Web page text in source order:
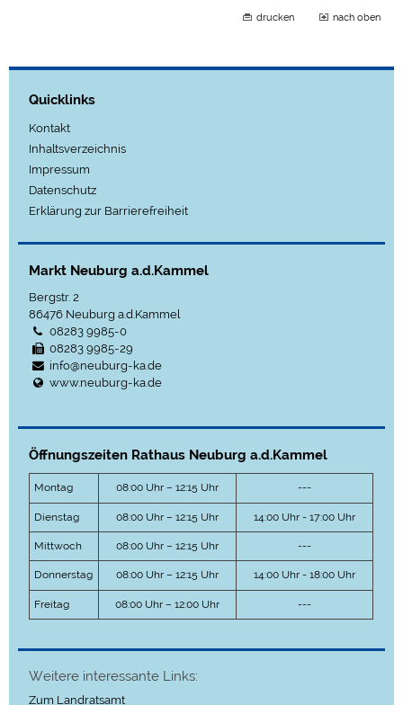
drucken nach oben
Quicklinks
Kontakt
Inhaltsverzeichnis
Impressum
Datenschutz
Erklärung zur Barrierefreiheit
Markt Neuburg a.d.Kammel
Bergstr. 2
86476 Neuburg a.d.Kammel
08283 9985-0
08283 9985-29
info@neuburg-ka.de
www.neuburg-ka.de
Öffnungszeiten Rathaus Neuburg a.d.Kammel
Montag 08:00 Uhr – 12:15 Uhr ---
Dienstag 08:00 Uhr – 12:15 Uhr 14:00 Uhr - 17:00 Uhr
Mittwoch 08:00 Uhr – 12:15 Uhr ---
Donnerstag 08:00 Uhr – 12:15 Uhr 14:00 Uhr - 18:00 Uhr
Freitag 08:00 Uhr – 12:00 Uhr ---
Weitere interessante Links:
Zum Landratsamt